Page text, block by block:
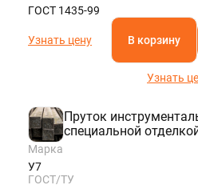
ГОСТ 1435-99
Узнать цену В корзину
Узнать
Пруток
специальной
Марка
У7
ГОСТ/ТУ